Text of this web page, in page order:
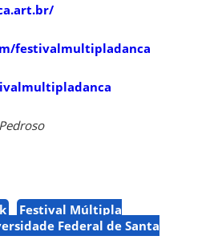
festivalmultipladanca
Festival Múltipla
Federal de Santa